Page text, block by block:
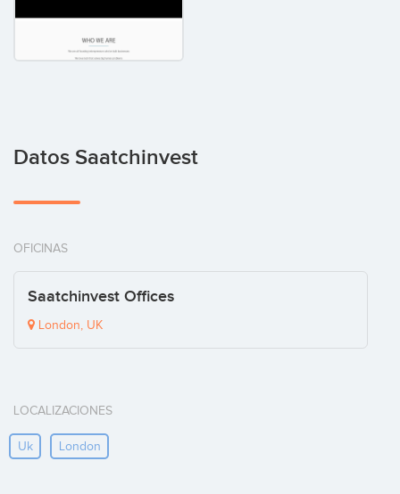
Datos Saatchinvest
OFICINAS
Saatchinvest Offices
London, UK
LOCALIZACIONES
Uk London